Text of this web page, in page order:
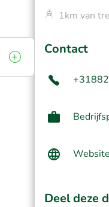
1km van
Contact
Website
Deel deze